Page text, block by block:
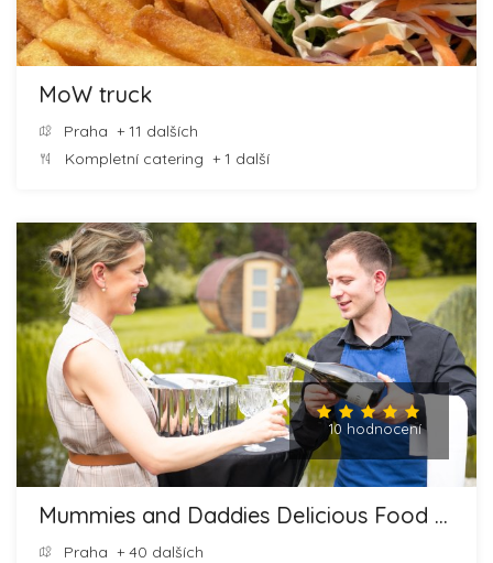
MoW truck
Praha + 11 dalších
Kompletní catering + 1 další
10 hodnocení
Mummies and Daddies Delicious Food and Cheesecakes
Praha + 40 dalších